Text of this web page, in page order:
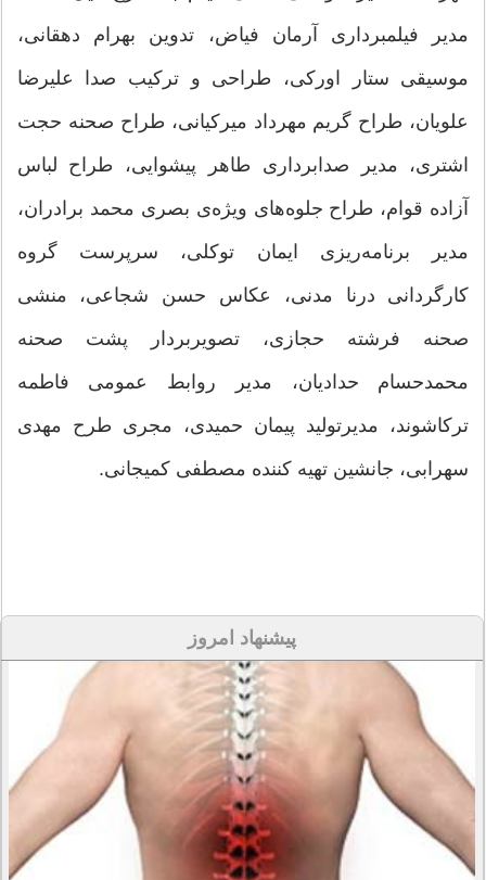
مدیر فیلمبرداری آرمان فیاض، تدوین بهرام دهقانی،
موسیقی ستار اورکی، طراحی و ترکیب صدا علیرضا
علویان، طراح گریم مهرداد میرکیانی، طراح صحنه حجت
اشتری، مدیر صدابرداری طاهر پیشوایی، طراح لباس
آزاده قوام، طراح جلوه‌های ویژه‌ی بصری محمد برادران،
مدیر برنامه‌ریزی ایمان توکلی، سرپرست گروه
کارگردانی درنا مدنی، عکاس حسن شجاعی، منشی
صحنه فرشته حجازی، تصویربردار پشت صحنه
محمدحسام حدادیان، مدیر روابط عمومی فاطمه
ترکاشوند، مدیرتولید پیمان حمیدی، مجری طرح مهدی
سهرابی، جانشین تهیه کننده مصطفی کمیجانی.
پیشنهاد امروز